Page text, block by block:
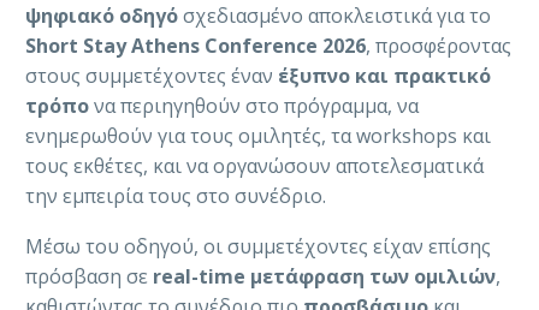
ψηφιακό οδηγόσχεδιασμένο αποκλειστικά για το
Short Stay Athens Conference 2026, προσφέροντας
στους συμμετέχοντες έναν έξυπνο και πρακτικό
τρόπονα περιηγηθούν στο πρόγραμμα, να
ενημερωθούν για τους ομιλητές, τα workshops και
τους εκθέτες, και να οργανώσουν αποτελεσματικά
την εμπειρία τους στο συνέδριο.
Μέσω του οδηγού, οι συμμετέχοντες είχαν επίσης
πρόσβαση σε real-time μετάφραση των ομιλιών,